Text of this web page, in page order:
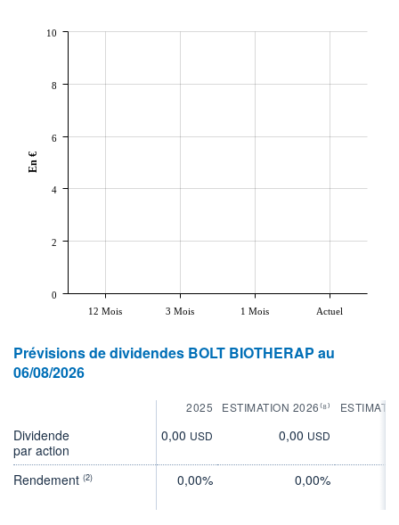
12 Mois 3 Mois 1 Mois Actuel
0
2
4
6
8
10
En €
Prévisions de dividendes BOLT BIOTHERAP au
06/08/2026
2025 ESTIMATION 2026⁽⁸⁾
Dividende
par action
0,00 USD 0,00 USD
Rendement (2) 0,00% 0,00%